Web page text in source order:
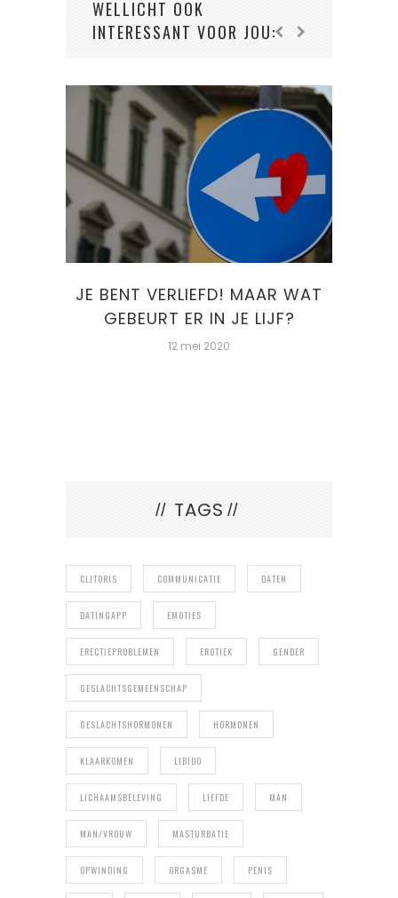
WELLICHT OOK
INTERESSANT VOOR JOU:
STOMA EN SEKSUALITEIT
6 maart 2018
TAGS
CLITORIS COMMUNICATIE DATEN
DATINGAPP EMOTIES
ERECTIEPROBLEMEN EROTIEK GENDER
GESLACHTSGEMEENSCHAP
GESLACHTSHORMONEN HORMONEN
KLAARKOMEN LIBIDO
LICHAAMSBELEVING LIEFDE MAN
MAN/VROUW MASTURBATIE
OPWINDING ORGASME PENIS